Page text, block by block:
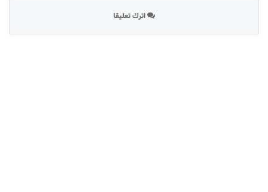
اترك تعليقا